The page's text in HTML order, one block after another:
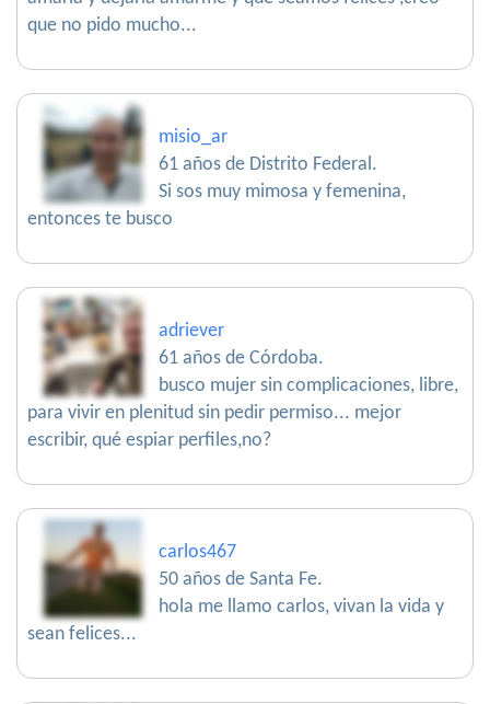
que no pido mucho...
misio_ar
61 años de Distrito Federal.
Si sos muy mimosa y femenina,
entonces te busco
adriever
61 años de Córdoba.
busco mujer sin complicaciones, libre,
para vivir en plenitud sin pedir permiso... mejor
escribir, qué espiar perfiles,no?
carlos467
50 años de Santa Fe.
hola me llamo carlos, vivan la vida y
sean felices...